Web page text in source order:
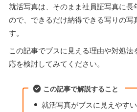
就活写真は、そのまま社員証写真に長
ので、できるだけ納得できる写りの写
す。
この記事でブスに見える理由や対処
応を検討してみてください。
この記事で解説すること
就活写真がブスに見えやす